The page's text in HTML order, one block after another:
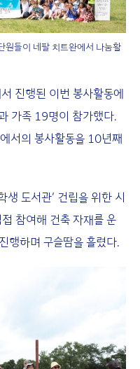
원들이 네팔 치트완에서 나눔활
진행된 이번 봉사활동에
가족 19명이 참가했다.
서의 봉사활동을 10년째
생 도서관’ 건립을 위한 시
참여해 건축 자재를 운
행하며 구슬땀을 흘렸다.